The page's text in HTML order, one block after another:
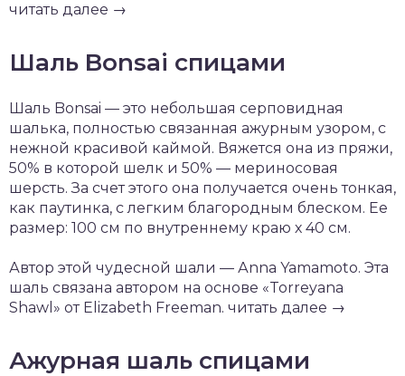
читать далее →
Шаль Bonsai спицами
Шаль Bonsai — это небольшая серповидная
шалька, полностью связанная ажурным узором, с
нежной красивой каймой. Вяжется она из пряжи,
50% в которой шелк и 50% — мериносовая
шерсть. За счет этого она получается очень тонкая,
как паутинка, с легким благородным блеском. Ее
размер: 100 см по внутреннему краю х 40 см.
Автор этой чудесной шали — Аnna Yamamoto. Эта
шаль связана автором на основе «Torrеyana
Shawl» от Elizabeth Freeman. читать далее →
Ажурная шаль спицами